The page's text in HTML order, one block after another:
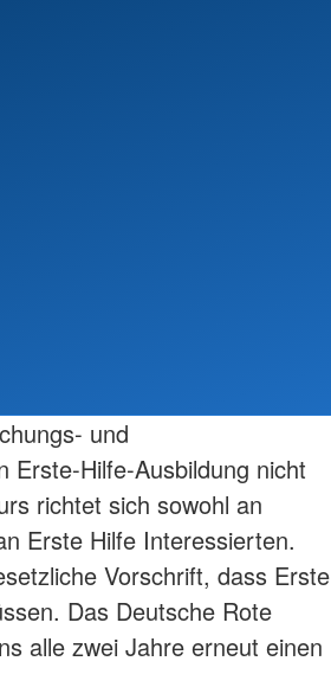
und
Erste-Hilfe-Ausbildung nicht
richtet sich sowohl an
Erste Hilfe Interessierten.
Vorschrift, dass Erste
Das Deutsche Rote
alle zwei Jahre erneut einen